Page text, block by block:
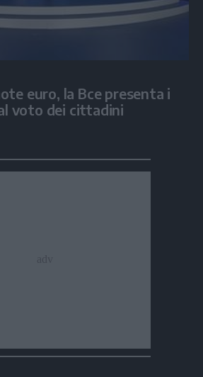
euro, la Bce presenta i
voto dei cittadini